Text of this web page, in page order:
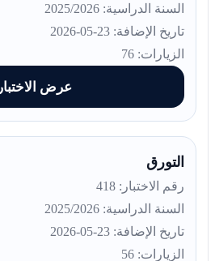
السنة الدراسية: 2025/2026
تاريخ الإضافة: 23-05-2026
الزيارات: 76
عرض الاختبار
التورق
رقم الاختبار: 418
السنة الدراسية: 2025/2026
تاريخ الإضافة: 23-05-2026
الزيارات: 56